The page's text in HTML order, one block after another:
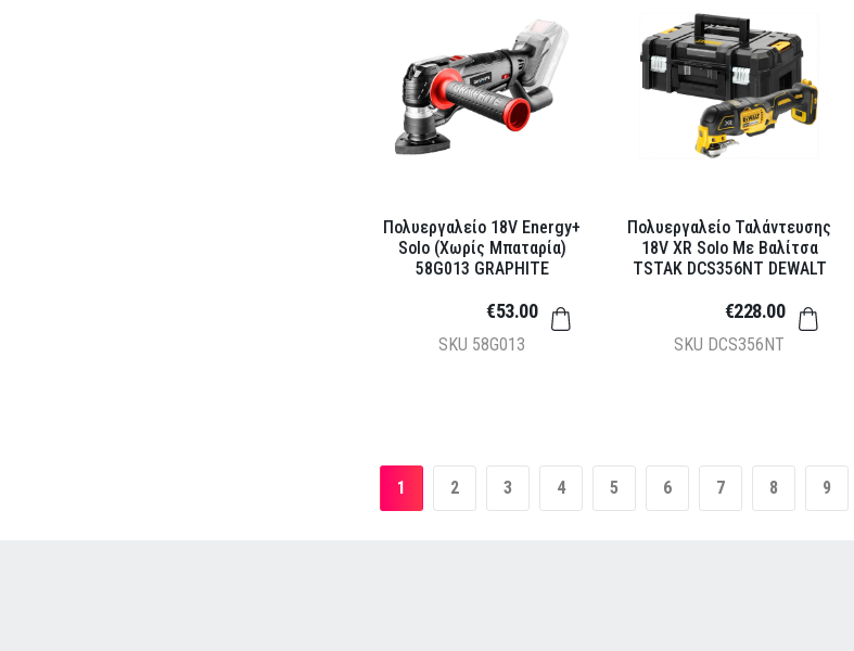
Πολυεργαλείο 18V Energy+
Solo (Χωρίς Μπαταρία)
58G013 GRAPHITE
SKU 58G013
€53.00
Πολυεργαλείο Ταλάντευσης
18V XR Solo Με Βαλίτσα
TSTAK DCS356ΝΤ DEWALT
SKU DCS356ΝΤ
€228.00
1 2 3 4 5 6 7 8 9